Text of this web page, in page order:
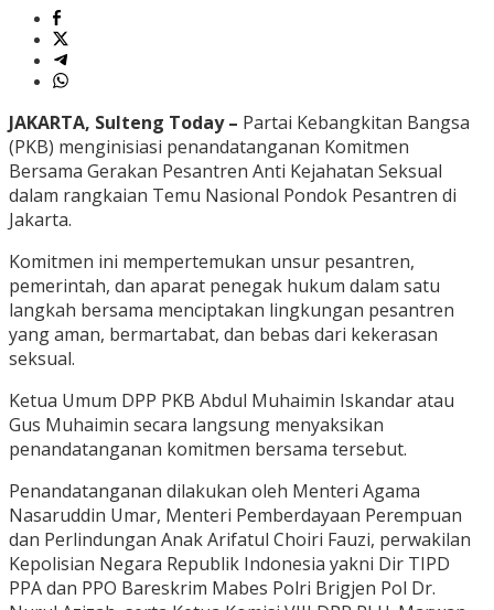
JAKARTA, Sulteng Today – Partai Kebangkitan Bangsa
(PKB) menginisiasi penandatanganan Komitmen
Bersama Gerakan Pesantren Anti Kejahatan Seksual
dalam rangkaian Temu Nasional Pondok Pesantren di
Jakarta.
Komitmen ini mempertemukan unsur pesantren,
pemerintah, dan aparat penegak hukum dalam satu
langkah bersama menciptakan lingkungan pesantren
yang aman, bermartabat, dan bebas dari kekerasan
seksual.
Ketua Umum DPP PKB Abdul Muhaimin Iskandar atau
Gus Muhaimin secara langsung menyaksikan
penandatanganan komitmen bersama tersebut.
Penandatanganan dilakukan oleh Menteri Agama
Nasaruddin Umar, Menteri Pemberdayaan Perempuan
dan Perlindungan Anak Arifatul Choiri Fauzi, perwakilan
Kepolisian Negara Republik Indonesia yakni Dir TIPD
PPA dan PPO Bareskrim Mabes Polri Brigjen Pol Dr.